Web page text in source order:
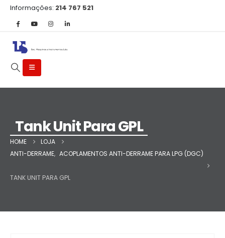
Informações: 214 767 521
Tank Unit Para GPL
HOME
LOJA
ANTI-DERRAME, ACOPLAMENTOS ANTI-DERRAME PARA LPG (DGC)
TANK UNIT PARA GPL